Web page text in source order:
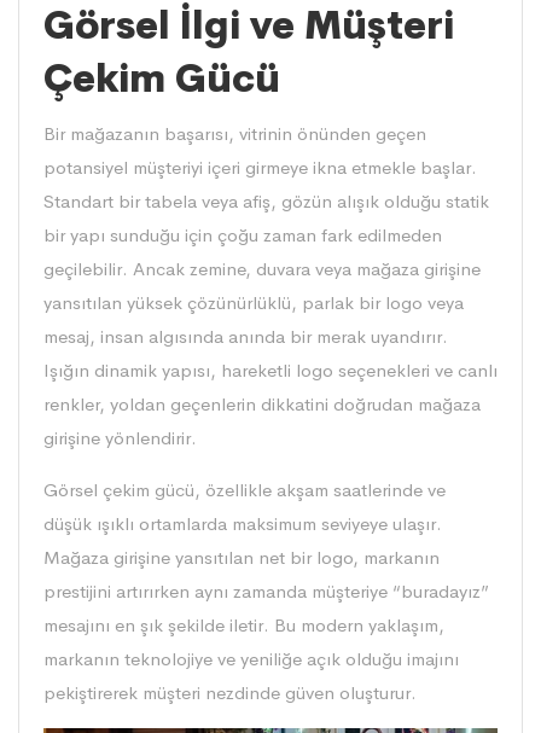
Görsel İlgi ve Müşteri
Çekim Gücü
Bir mağazanın başarısı, vitrinin önünden geçen
potansiyel müşteriyi içeri girmeye ikna etmekle başlar.
Standart bir tabela veya afiş, gözün alışık olduğu statik
bir yapı sunduğu için çoğu zaman fark edilmeden
geçilebilir. Ancak zemine, duvara veya mağaza girişine
yansıtılan yüksek çözünürlüklü, parlak bir logo veya
mesaj, insan algısında anında bir merak uyandırır.
Işığın dinamik yapısı, hareketli logo seçenekleri ve canlı
renkler, yoldan geçenlerin dikkatini doğrudan mağaza
girişine yönlendirir.
Görsel çekim gücü, özellikle akşam saatlerinde ve
düşük ışıklı ortamlarda maksimum seviyeye ulaşır.
Mağaza girişine yansıtılan net bir logo, markanın
prestijini artırırken aynı zamanda müşteriye “buradayız”
mesajını en şık şekilde iletir. Bu modern yaklaşım,
markanın teknolojiye ve yeniliğe açık olduğu imajını
pekiştirerek müşteri nezdinde güven oluşturur.